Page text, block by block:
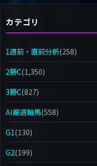
カテゴリ
1週前・直前分析(258)
2勝C(1,350)
3勝C(827)
AI厳選軸馬(558)
G1(130)
G2(199)